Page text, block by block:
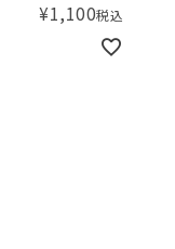
¥1,100税込